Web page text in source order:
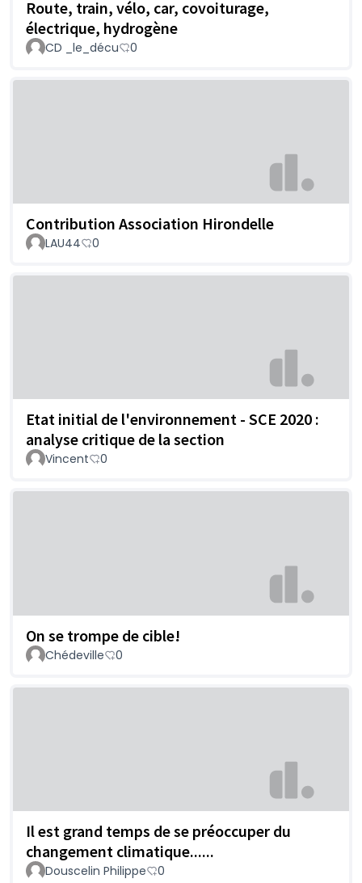
Route, train, vélo, car, covoiturage,
électrique, hydrogène
CD _le_décu 0
Contribution Association Hirondelle
LAU44 0
Etat initial de l'environnement - SCE 2020 :
analyse critique de la section
Vincent 0
On se trompe de cible!
Chédeville 0
Il est grand temps de se préoccuper du
changement climatique......
Douscelin Philippe 0